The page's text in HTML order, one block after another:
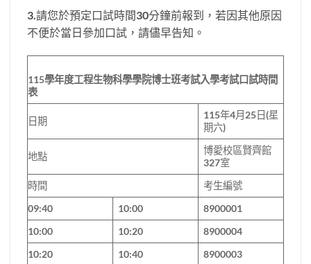
3.請您於預定口試時間30分鐘前報到，若因其他原因
不便於當日參加口試，請儘早告知。
115學年度工程生物科學學院博士班考試入學考試口試時間
表
日期
115年4月25日(星
期六)
地點
博愛校區賢齊館
327室
時間
考生編號
09:40
10:00
8900001
10:00
10:20
8900004
10:20
10:40
8900003